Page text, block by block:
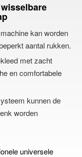
kan worden
aantal rukken.
met zacht
en comfortabele
kunnen de
worden
universele